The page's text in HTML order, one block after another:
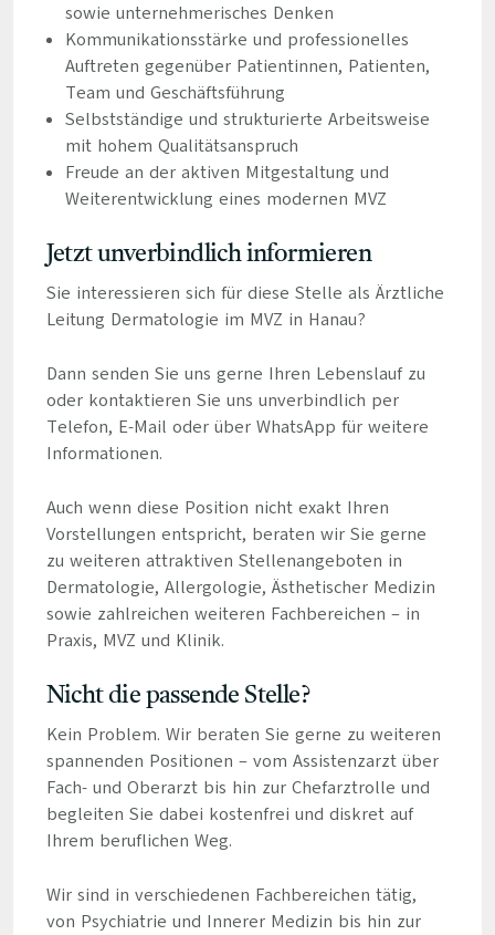
sowie unternehmerisches Denken
Kommunikationsstärke und professionelles
Auftreten gegenüber Patientinnen, Patienten,
Team und Geschäftsführung
Selbstständige und strukturierte Arbeitsweise
mit hohem Qualitätsanspruch
Freude an der aktiven Mitgestaltung und
Weiterentwicklung eines modernen MVZ
Jetzt unverbindlich informieren
Sie interessieren sich für diese Stelle als Ärztliche
Leitung Dermatologie im MVZ in Hanau?
Dann senden Sie uns gerne Ihren Lebenslauf zu
oder kontaktieren Sie uns unverbindlich per
Telefon, E-Mail oder über WhatsApp für weitere
Informationen.
Auch wenn diese Position nicht exakt Ihren
Vorstellungen entspricht, beraten wir Sie gerne
zu weiteren attraktiven Stellenangeboten in
Dermatologie, Allergologie, Ästhetischer Medizin
sowie zahlreichen weiteren Fachbereichen – in
Praxis, MVZ und Klinik.
Nicht die passende Stelle?
Kein Problem. Wir beraten Sie gerne zu weiteren
spannenden Positionen – vom Assistenzarzt über
Fach- und Oberarzt bis hin zur Chefarztrolle und
begleiten Sie dabei kostenfrei und diskret auf
Ihrem beruflichen Weg.
Wir sind in verschiedenen Fachbereichen tätig,
von Psychiatrie und Innerer Medizin bis hin zur